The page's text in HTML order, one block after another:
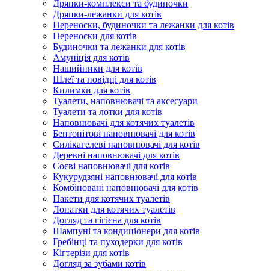
Дряпки-комплекси та будиночки
Дряпки-лежанки для котів
Переноски, будиночки та лежанки для котів
Переноски для котів
Будиночки та лежанки для котів
Амуніція для котів
Нашийники для котів
Шлеї та повідці для котів
Килимки для котів
Туалети, наповнювачі та аксесуари
Туалети та лотки для котів
Наповнювачі для котячих туалетів
Бентонітові наповнювачі для котів
Силікагелеві наповнювачі для котів
Деревні наповнювачі для котів
Соєві наповнювачі для котів
Кукурудзяні наповнювачі для котів
Комбіновані наповнювачі для котів
Пакети для котячих туалетів
Лопатки для котячих туалетів
Догляд та гігієна для котів
Шампуні та кондиціонери для котів
Гребінці та пуходерки для котів
Кігтерізи для котів
Догляд за зубами котів